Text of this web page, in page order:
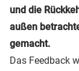
und die
außen
gemacht.
Das Feedback